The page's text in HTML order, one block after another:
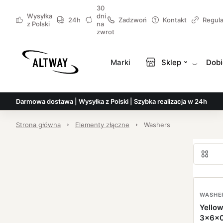
Wysyłka
z Polski
24h
30
dni
na
zwrot
Zadzwoń Kontakt
Marki Sklep
Darmowa dostawa | Wysyłka z Polski | Szybka realizacja w 24h
Strona główna Elementy złączne Washers